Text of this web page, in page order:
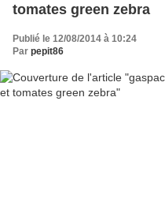
tomates green zebra
Publié le 12/08/2014 à 10:24
Par pepit86